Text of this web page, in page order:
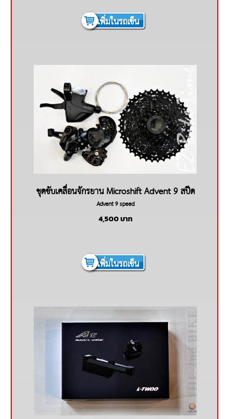
เพิ่มในรถเข็น
ชุดขับเคลื่อนจักรยาน Microshift Advent 9 สปีด
Advent 9 speed
4,500บาท
เพิ่มในรถเข็น